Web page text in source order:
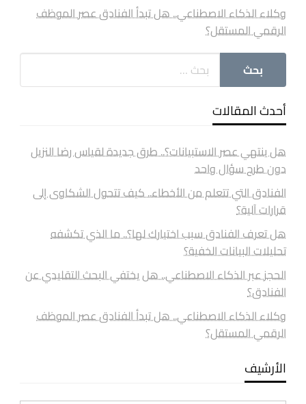
وكلاء الذكاء الاصطناعي.. هل تبدأ الفنادق عصر الموظف
الرقمي المستقل؟
أحدث المقالات
هل ينتهي عصر الاستبيانات؟.. طرق جديدة لقياس رضا النزيل
دون طرح سؤال واحد
الفنادق التي تتعلم من الأخطاء.. كيف تتحول الشكاوى إلى
قرارات آلية؟
هل تعرف الفنادق سبب اختيارك لها؟.. ما الذي تكشفه
تحليلات البيانات الخفية؟
الحجز عبر الذكاء الاصطناعي.. هل يختفي البحث التقليدي عن
الفنادق؟
وكلاء الذكاء الاصطناعي.. هل تبدأ الفنادق عصر الموظف
الرقمي المستقل؟
الأرشيف